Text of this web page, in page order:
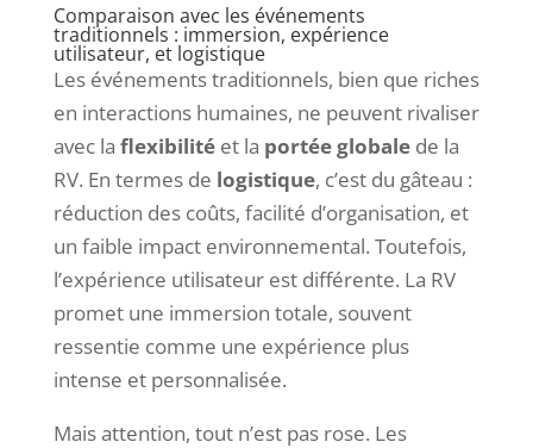
Comparaison avec les événements
traditionnels : immersion, expérience
utilisateur, et logistique
Les événements traditionnels, bien que riches
en interactions humaines, ne peuvent rivaliser
avec la flexibilitéet la portée globalede la
RV. En termes de logistique, c’est du gâteau :
réduction des coûts, facilité d’organisation, et
un faible impact environnemental. Toutefois,
l’expérience utilisateur est différente. La RV
promet une immersion totale, souvent
ressentie comme une expérience plus
intense et personnalisée.
Mais attention, tout n’est pas rose. Les